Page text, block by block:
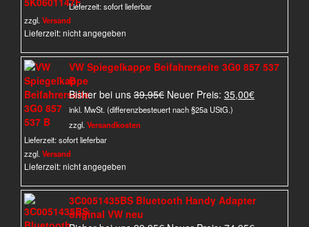
Lieferzeit:sofort lieferbar
zzgl. Versand
Lieferzeit: nicht angegeben
VW Spiegelkappe Beifahrerseite 3G0 857 537
B
Bisher bei uns 39,95€ Ursprünglicher
Preis
Neuer Preis: 35,00€Aktueller
inkl. MwSt. (differenzbesteuert nach §25a UStG.)
zzgl. Versandkosten
Lieferzeit:sofort lieferbar
zzgl. Versand
Lieferzeit: nicht angegeben
3C0051435BS Bluetooth Handy Adapter
original VW neu